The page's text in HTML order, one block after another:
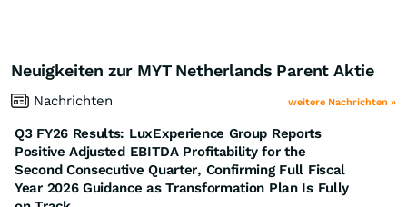
Neuigkeiten zur MYT Netherlands Parent Aktie
Nachrichten weitere Nachrichten »
Q3 FY26 Results: LuxExperience Group Reports
Positive Adjusted EBITDA Profitability for the
Second Consecutive Quarter, Confirming Full Fiscal
Year 2026 Guidance as Transformation Plan Is Fully